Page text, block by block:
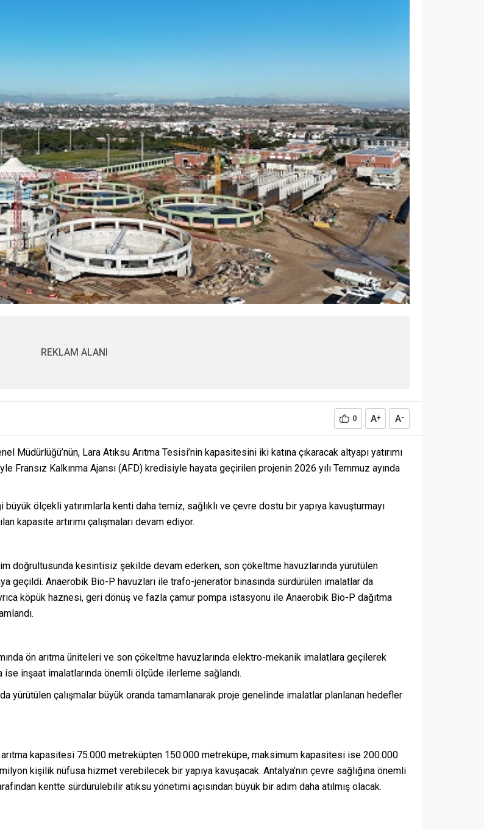
REKLAM ALANI
0 A+ A-
Lara Atıksu Arıtma Tesisi’nin kapasitesini iki katına çıkaracak altyapı yatırımı
Fransız Kalkınma Ajansı (AFD) kredisiyle hayata geçirilen projenin 2026 yılı Temmuz ayında
ölçekli yatırımlarla kenti daha temiz, sağlıklı ve çevre dostu bir yapıya kavuşturmayı
kapasite artırımı çalışmaları devam ediyor.
doğrultusunda kesintisiz şekilde devam ederken, son çökeltme havuzlarında yürütülen
geçildi. Anaerobik Bio-P havuzları ile trafo-jeneratör binasında sürdürülen imalatlar da
köpük haznesi, geri dönüş ve fazla çamur pompa istasyonu ile Anaerobik Bio-P dağıtma
ön arıtma üniteleri ve son çökeltme havuzlarında elektro-mekanik imalatlara geçilerek
ise inşaat imalatlarında önemli ölçüde ilerleme sağlandı.
yürütülen çalışmalar büyük oranda tamamlanarak proje genelinde imalatlar planlanan hedefler
kapasitesi 75.000 metreküpten 150.000 metreküpe, maksimum kapasitesi ise 200.000
kişilik nüfusa hizmet verebilecek bir yapıya kavuşacak. Antalya’nın çevre sağlığına önemli
kentte sürdürülebilir atıksu yönetimi açısından büyük bir adım daha atılmış olacak.